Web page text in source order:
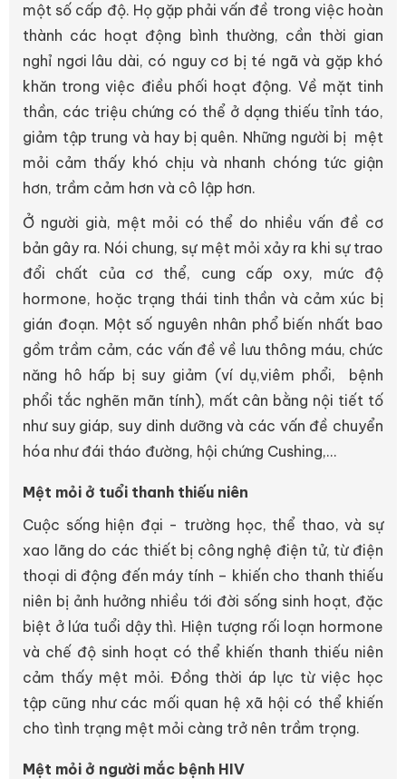
một số cấp độ. Họ gặp phải vấn đề trong việc hoàn
thành các hoạt động bình thường, cần thời gian
nghỉ ngơi lâu dài, có nguy cơ bị té ngã và gặp khó
khăn trong việc điều phối hoạt động. Về mặt tinh
thần, các triệu chứng có thể ở dạng thiếu tỉnh táo,
giảm tập trung và hay bị quên. Những người bị mệt
mỏi cảm thấy khó chịu và nhanh chóng tức giận
hơn, trầm cảm hơn và cô lập hơn.
Ở người già, mệt mỏi có thể do nhiều vấn đề cơ
bản gây ra. Nói chung, sự mệt mỏi xảy ra khi sự trao
đổi chất của cơ thể, cung cấp oxy, mức độ
hormone, hoặc trạng thái tinh thần và cảm xúc bị
gián đoạn. Một số nguyên nhân phổ biến nhất bao
gồm trầm cảm, các vấn đề về lưu thông máu, chức
năng hô hấp bị suy giảm (ví dụ,viêm phổi, bệnh
phổi tắc nghẽn mãn tính), mất cân bằng nội tiết tố
như suy giáp, suy dinh dưỡng và các vấn đề chuyển
hóa như đái tháo đường, hội chứng Cushing,...
Mệt mỏi ở tuổi thanh thiếu niên
Cuộc sống hiện đại - trường học, thể thao, và sự
xao lãng do các thiết bị công nghệ điện tử, từ điện
thoại di động đến máy tính – khiến cho thanh thiếu
niên bị ảnh hưởng nhiều tới đời sống sinh hoạt, đặc
biệt ở lứa tuổi dậy thì. Hiện tượng rối loạn hormone
và chế độ sinh hoạt có thể khiến thanh thiếu niên
cảm thấy mệt mỏi. Đồng thời áp lực từ việc học
tập cũng như các mối quan hệ xã hội có thể khiến
cho tình trạng mệt mỏi càng trở nên trầm trọng.
Mệt mỏi ở người mắc bệnh HIV